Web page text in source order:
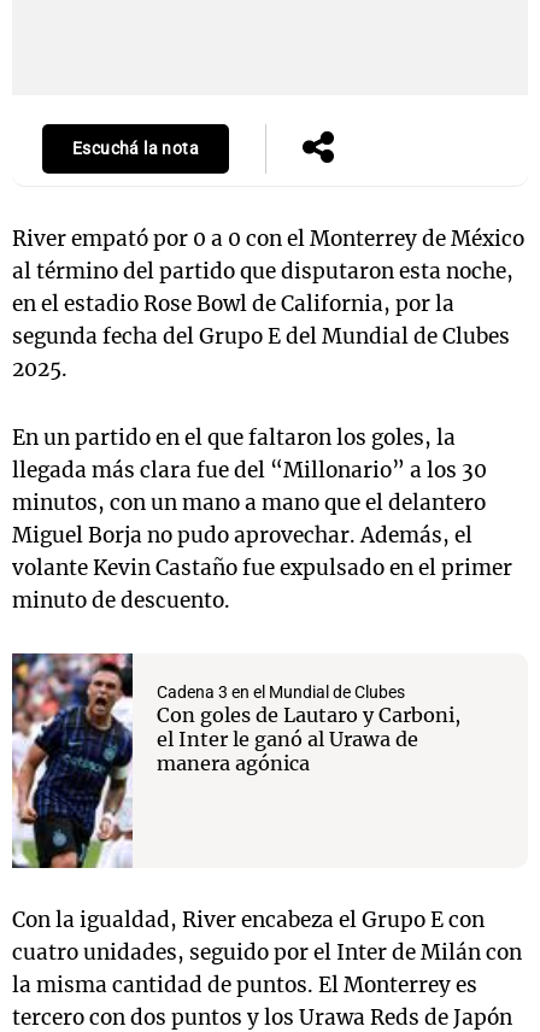
Escuchá la nota
River empató por 0 a 0 con el Monterrey de México
al término del partido que disputaron esta noche,
en el estadio Rose Bowl de California, por la
segunda fecha del Grupo E del Mundial de Clubes
2025.
En un partido en el que faltaron los goles, la
llegada más clara fue del “Millonario” a los 30
minutos, con un mano a mano que el delantero
Miguel Borja no pudo aprovechar. Además, el
volante Kevin Castaño fue expulsado en el primer
minuto de descuento.
Cadena 3 en el Mundial de Clubes
Con goles de Lautaro y Carboni,
el Inter le ganó al Urawa de
manera agónica
Con la igualdad, River encabeza el Grupo E con
cuatro unidades, seguido por el Inter de Milán con
la misma cantidad de puntos. El Monterrey es
tercero con dos puntos y los Urawa Reds de Japón